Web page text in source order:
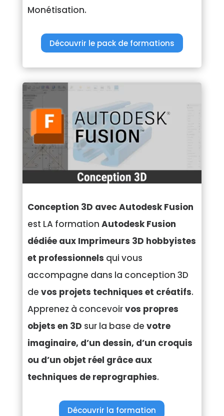
Monétisation.
Découvrir le pack de formations
Conception 3D avec Autodesk Fusion
est LA formation Autodesk Fusion
dédiée aux Imprimeurs 3D hobbyistes
et professionnels qui vous
accompagne dans la conception 3D
de vos projets techniques et créatifs.
Apprenez à concevoirvos propres
objets en 3D sur la base de votre
imaginaire, d’un dessin, d’un croquis
ou d’un objet réel grâce aux
techniques de reprographies.
Découvrir la formation